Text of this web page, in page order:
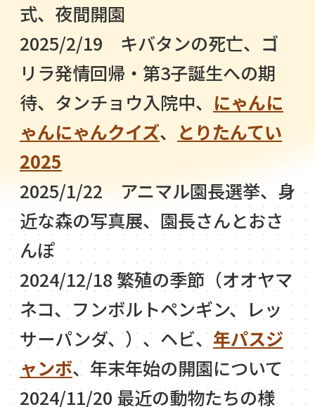
式、夜間開園
2025/2/19 キバタンの死亡、ゴ
リラ発情回帰・第3子誕生への期
待、タンチョウ入院中、 にゃんに
ゃんにゃんクイズ、 とりたんてい
2025
2025/1/22 アニマル園長選挙、身
近な森の写真展、園長さんとおさ
んぽ
2024/12/18 繁殖の季節（オオヤマ
ネコ、フンボルトペンギン、レッ
サーパンダ、）、ヘビ、 年パスジ
ャンボ、年末年始の開園について
2024/11/20 最近の動物たちの様